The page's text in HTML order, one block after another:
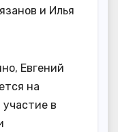
и Илья
Евгений
на
в